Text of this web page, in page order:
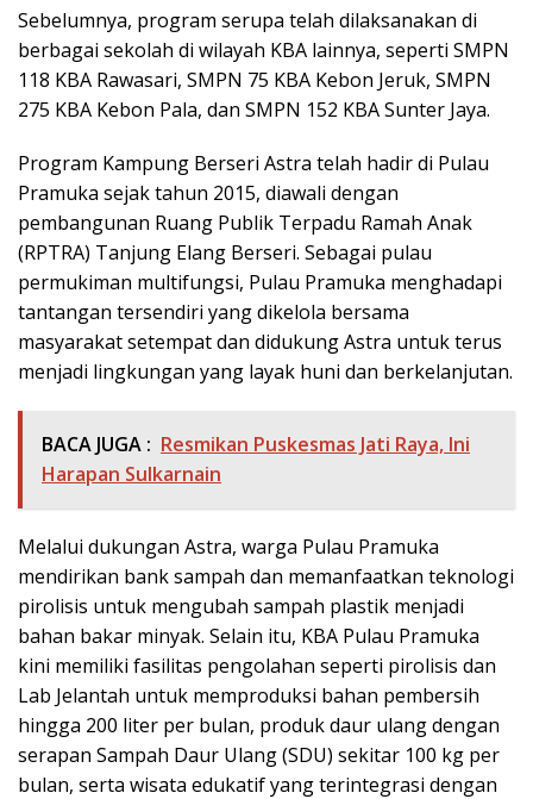
Sebelumnya, program serupa telah dilaksanakan di
berbagai sekolah di wilayah KBA lainnya, seperti SMPN
118 KBA Rawasari, SMPN 75 KBA Kebon Jeruk, SMPN
275 KBA Kebon Pala, dan SMPN 152 KBA Sunter Jaya.
Program Kampung Berseri Astra telah hadir di Pulau
Pramuka sejak tahun 2015, diawali dengan
pembangunan Ruang Publik Terpadu Ramah Anak
(RPTRA) Tanjung Elang Berseri. Sebagai pulau
permukiman multifungsi, Pulau Pramuka menghadapi
tantangan tersendiri yang dikelola bersama
masyarakat setempat dan didukung Astra untuk terus
menjadi lingkungan yang layak huni dan berkelanjutan.
BACA JUGA : Resmikan Puskesmas Jati Raya, Ini
Harapan Sulkarnain
Melalui dukungan Astra, warga Pulau Pramuka
mendirikan bank sampah dan memanfaatkan teknologi
pirolisis untuk mengubah sampah plastik menjadi
bahan bakar minyak. Selain itu, KBA Pulau Pramuka
kini memiliki fasilitas pengolahan seperti pirolisis dan
Lab Jelantah untuk memproduksi bahan pembersih
hingga 200 liter per bulan, produk daur ulang dengan
serapan Sampah Daur Ulang (SDU) sekitar 100 kg per
bulan, serta wisata edukatif yang terintegrasi dengan